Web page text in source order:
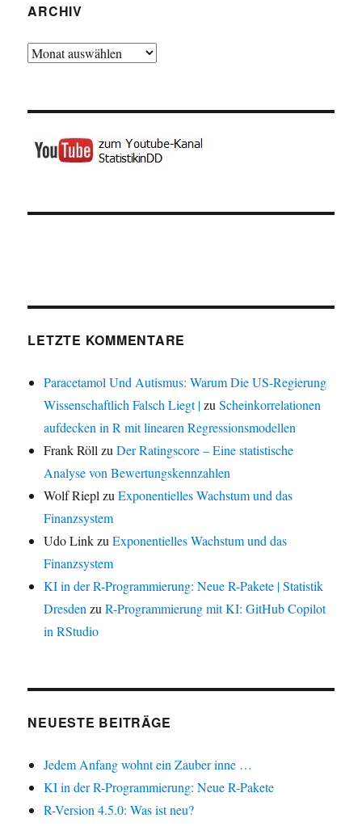
ARCHIV
Archiv
LETZTE KOMMENTARE
Paracetamol Und Autismus: Warum Die US-Regierung
Wissenschaftlich Falsch Liegt |zuScheinkorrelationen
aufdecken in R mit linearen Regressionsmodellen
Frank Röll zuDer Ratingscore – Eine statistische
Analyse von Bewertungskennzahlen
Wolf Riepl zuExponentielles Wachstum und das
Finanzsystem
Udo LinkzuExponentielles Wachstum und das
Finanzsystem
KI in der R-Programmierung: Neue R-Pakete | Statistik
Dresden zuR-Programmierung mit KI: GitHub Copilot
in RStudio
NEUESTE BEITRÄGE
Jedem Anfang wohnt ein Zauber inne …
KI in der R-Programmierung: Neue R-Pakete
R-Version 4.5.0: Was ist neu?